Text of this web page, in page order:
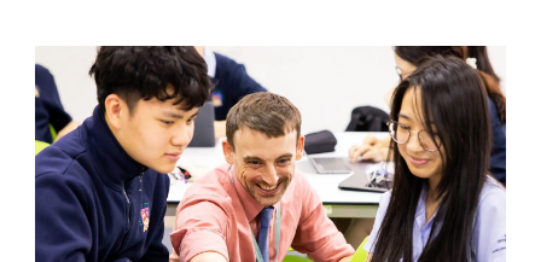
News image